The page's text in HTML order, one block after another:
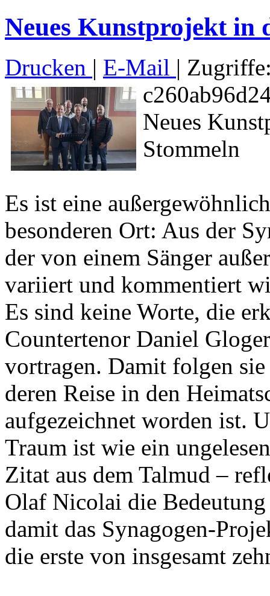
Neues Kunstprojekt in
Drucken | E-Mail |
Neues
Stommeln
Es ist eine
besonderen Ort: Aus der
der von einem Sänger
variiert und kommentiert
Es sind keine Worte, die
Countertenor Daniel
vortragen. Damit folgen
deren Reise in den
aufgezeichnet worden ist.
Traum ist wie ein
Zitat aus dem Talmud –
Olaf Nicolai die
damit das Synagogen-
die erste von insgesamt